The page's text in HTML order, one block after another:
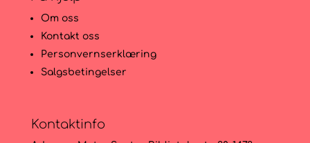
Om oss
Kontakt oss
Personvernserklæring
Salgsbetingelser
Kontaktinfo